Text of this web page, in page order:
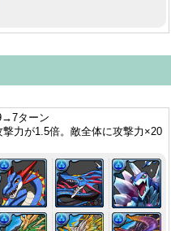
ターン
力が1.5倍。敵全体に攻撃力×20